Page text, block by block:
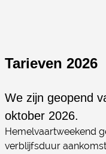
Tarieven 2026
We zijn geopend
oktober 2026.
Hemelvaartweekend
verblijfsduur